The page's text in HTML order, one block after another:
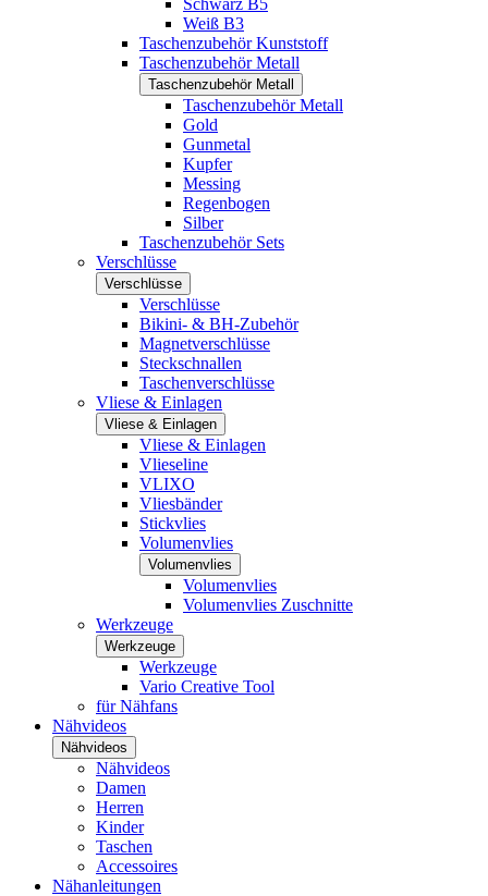
Schwarz B5
Weiß B3
Taschenzubehör Kunststoff
Taschenzubehör Metall
Taschenzubehör Metall
Taschenzubehör Metall
Gold
Gunmetal
Kupfer
Messing
Regenbogen
Silber
Taschenzubehör Sets
Verschlüsse
Verschlüsse
Verschlüsse
Bikini- & BH-Zubehör
Magnetverschlüsse
Steckschnallen
Taschenverschlüsse
Vliese & Einlagen
Vliese & Einlagen
Vliese & Einlagen
Vlieseline
VLIXO
Vliesbänder
Stickvlies
Volumenvlies
Volumenvlies
Volumenvlies
Volumenvlies Zuschnitte
Werkzeuge
Werkzeuge
Werkzeuge
Vario Creative Tool
für Nähfans
Nähvideos
Nähvideos
Nähvideos
Damen
Herren
Kinder
Taschen
Accessoires
Nähanleitungen